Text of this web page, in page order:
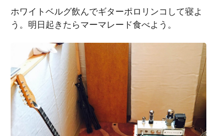
ホワイトベルグ飲んでギターポロリンコして寝よ
う。明日起きたらマーマレード食べよう。